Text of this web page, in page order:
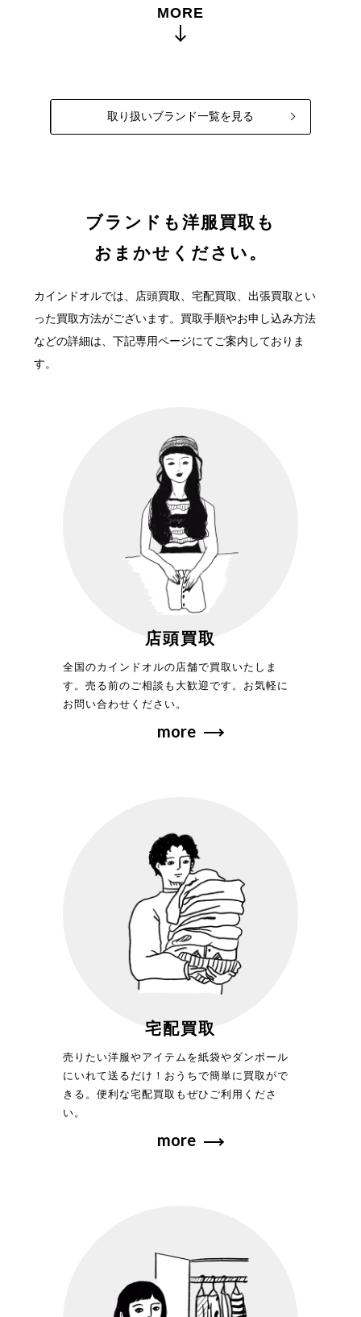
MORE
取り扱いブランド一覧を見る
ブランドも洋服買取も
おまかせください。
カインドオルでは、店頭買取、宅配買取、出張買取とい
った買取方法がございます。 買取手順やお申し込み方法
などの詳細は、下記専用ページにてご案内しておりま
す。
店頭買取
全国のカインドオルの店舗で買取いたしま
す。売る前のご相談も大歓迎です。お気軽に
お問い合わせください。
more
宅配買取
売りたい洋服やアイテムを紙袋やダンボール
にいれて送るだけ！おうちで簡単に買取がで
きる。便利な宅配買取もぜひご利用くださ
い。
more